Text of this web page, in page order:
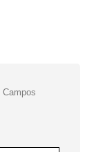
Campos